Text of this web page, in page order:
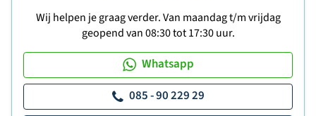
Wij helpen je graag verder. Van maandag t/m vrijdag
geopend van 08:30 tot 17:30 uur.
Whatsapp
085 - 90 229 29